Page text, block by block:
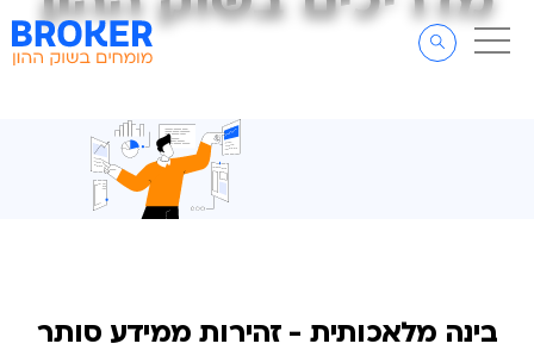
דלג לסרגל הניווט
דלג לתוכן
בינה מלאכותית - זהירות ממידע סותר